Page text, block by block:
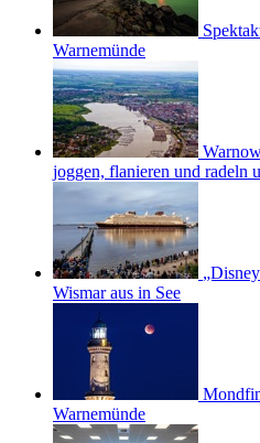
Warnemünde
joggen, flanieren und radeln
Wismar aus in See
Warnemünde